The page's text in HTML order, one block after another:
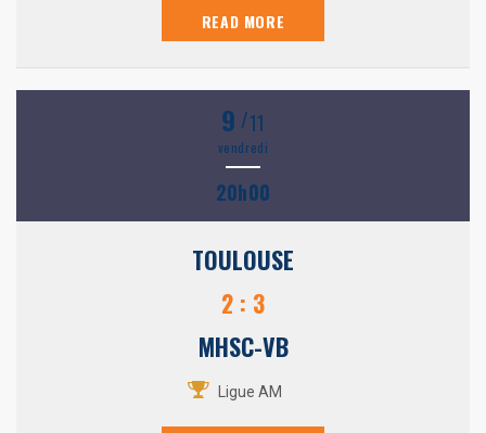
READ MORE
9 /11
vendredi
20h00
TOULOUSE
2 : 3
MHSC-VB
Ligue AM